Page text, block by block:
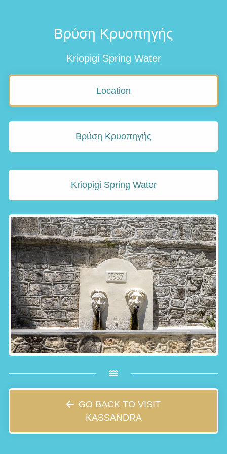
Βρύση Κρυοπηγής
Kriopigi Spring Water
Location
Βρύση Κρυοπηγής
Kriopigi Spring Water
GO BACK TO VISIT
KASSANDRA